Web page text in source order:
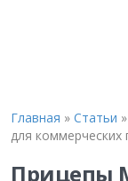
Главная » Статьи »
для коммерческих
Прицепы